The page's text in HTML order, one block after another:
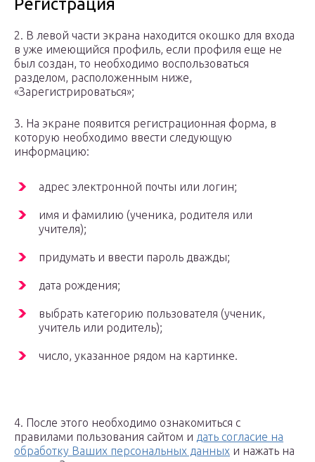
Регистрация
2. В левой части экрана находится окошко для входа
в уже имеющийся профиль, если профиля еще не
был создан, то необходимо воспользоваться
разделом, расположенным ниже,
«Зарегистрироваться»;
3. На экране появится регистрационная форма, в
которую необходимо ввести следующую
информацию:
адрес электронной почты или логин;
имя и фамилию (ученика, родителя или
учителя);
придумать и ввести пароль дважды;
дата рождения;
выбрать категорию пользователя (ученик,
учитель или родитель);
число, указанное рядом на картинке.
4. После этого необходимо ознакомиться с
правилами пользования сайтом и дать согласие на
обработку Ваших персональных данных и нажать на